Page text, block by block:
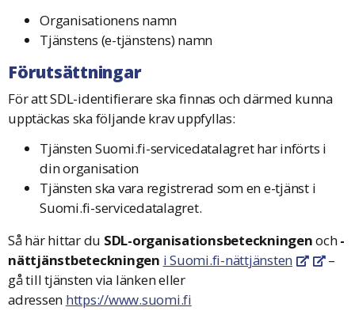
Organisationens namn
Tjänstens (e-tjänstens) namn
Förutsättningar
För att SDL-identifierare ska finnas och därmed kunna
upptäckas ska följande krav uppfyllas:
Tjänsten Suomi.fi-servicedatalagret har införts i
din organisation
Tjänsten ska vara registrerad som en e-tjänst i
Suomi.fi-servicedatalagret.
Så här hittar du SDL-organisationsbeteckningenoch-
nättjänstbeteckningen i Suomi.fi-nättjänsten Öppnas i
–
gå till tjänsten via länken eller
adressen https://www.suomi.fi